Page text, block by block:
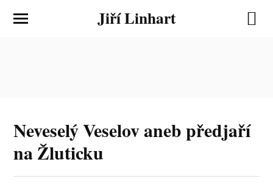
Jiří Linhart
Neveselý Veselov aneb předjaří
na Žluticku